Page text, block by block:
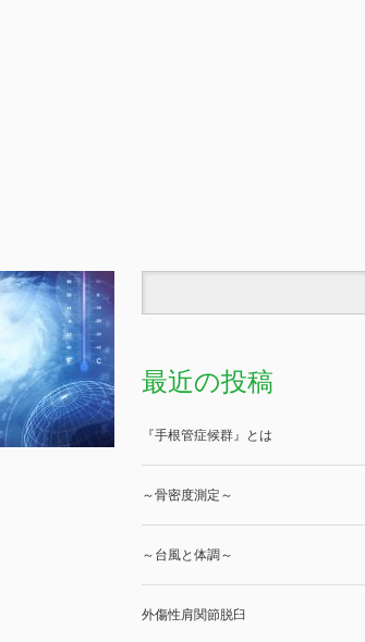
最近の投稿
『手根管症候群』とは
～骨密度測定～
～台風と体調～
外傷性肩関節脱臼